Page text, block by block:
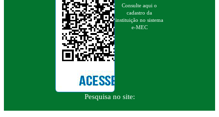
Consulte aqui o
cadastro da
instituição no sistema
e-MEC
Pesquisa no site: